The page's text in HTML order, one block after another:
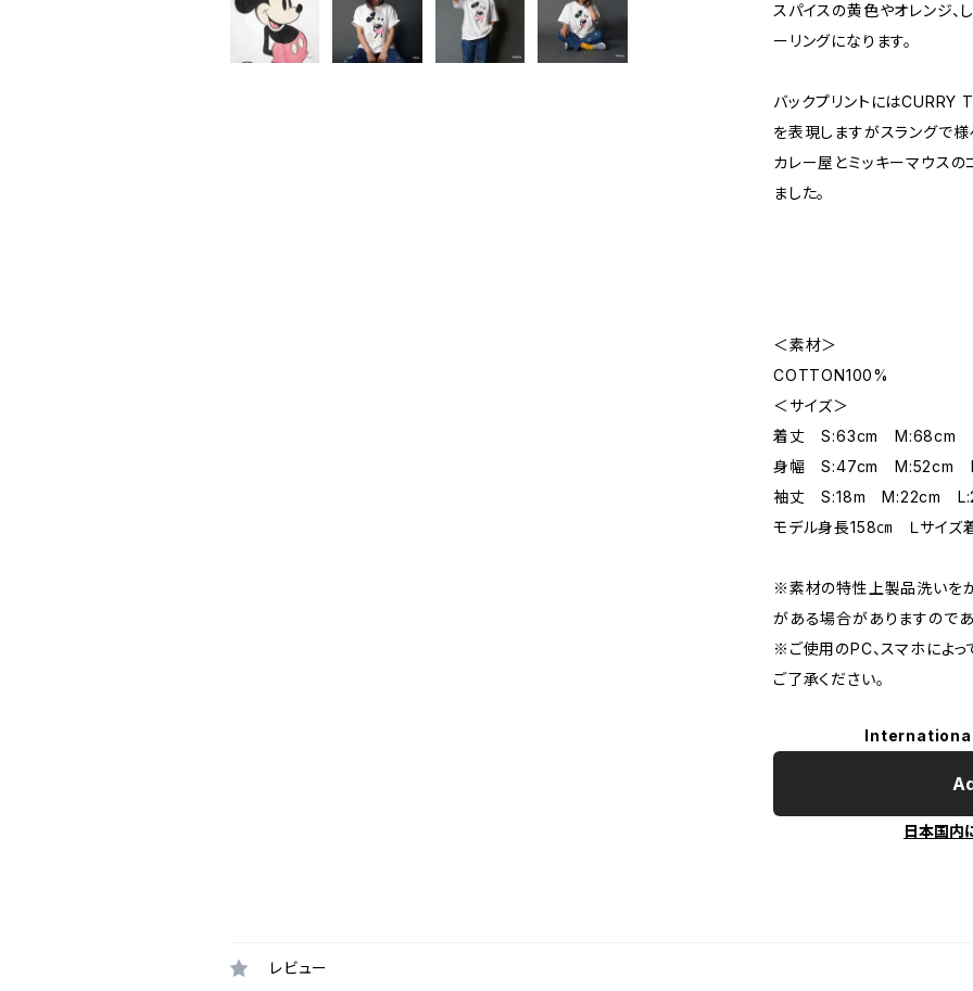
スパイスの黄色やオレンジ、
ーリングになります。
バックプリントにはCURRY
を表現しますがスラングで
カレー屋とミッキーマウス
ました。
＜素材＞
COTTON100%
＜サイズ＞
着丈 S:63cm M:68cm
身幅 S:47cm M:52cm
袖丈 S:18m M:22cm
モデル身長158㎝ Ｌサイズ
※素材の特性上製品洗いを
がある場合がありますので
※ご使用のPC、スマホによ
ご了承ください。
日本国内
レビュー